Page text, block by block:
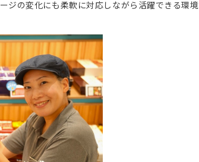
ジの変化にも柔軟に対応しながら活躍できる環境